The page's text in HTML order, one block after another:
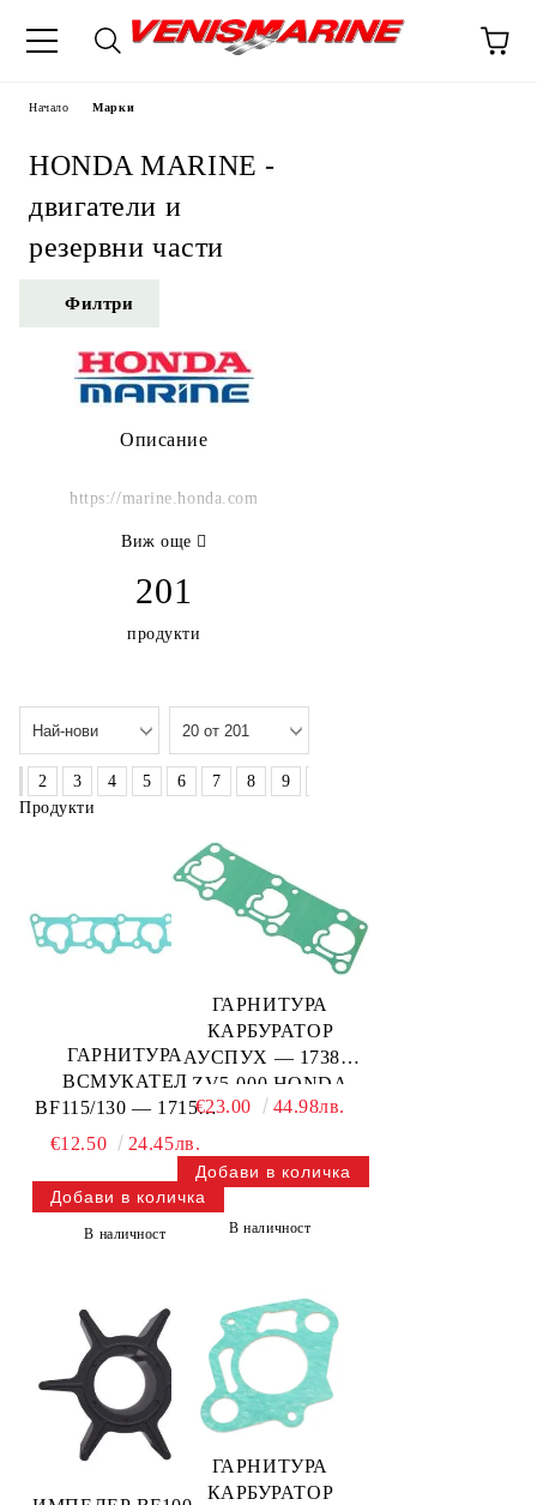
Начало Марки
HONDA MARINE -
двигатели и
резервни части
Филтри
Описание
https://marine.honda.com
Виж още
201
продукти
2 3 4 5 6 7 8 9
Продукти
ГАРНИТУРА
ВСМУКАТЕЛ
BF115/130 — 17151-
ZW5-000 HONDA
€12.50 24.45лв.
В наличност
ГАРНИТУРА
КАРБУРАТОР
АУСПУХ — 17384-
ZV5-000 HONDA
€23.00
44.98лв.
В наличност
ГАРНИТУРА
КАРБУРАТОР